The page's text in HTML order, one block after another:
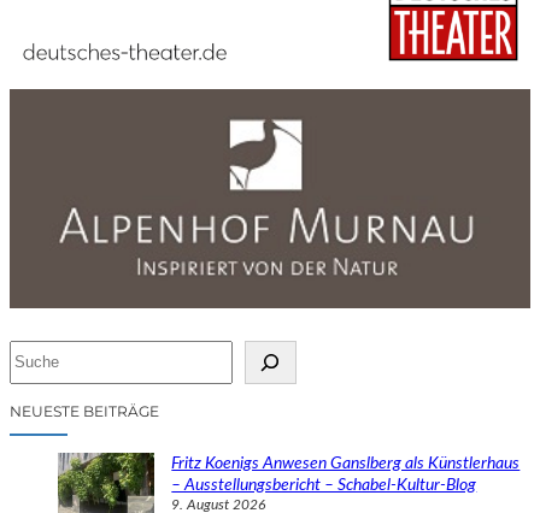
cNEUESTE BEITRÄGE
Fritz Koenigs Anwesen Ganslberg als Künstlerhaus
– Ausstellungsbericht – Schabel-Kultur-Blog
9. August 2026